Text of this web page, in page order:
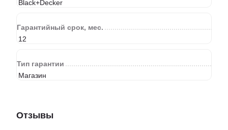
Black+Decker
Гарантийный срок, мес.
12
Тип гарантии
Магазин
Отзывы